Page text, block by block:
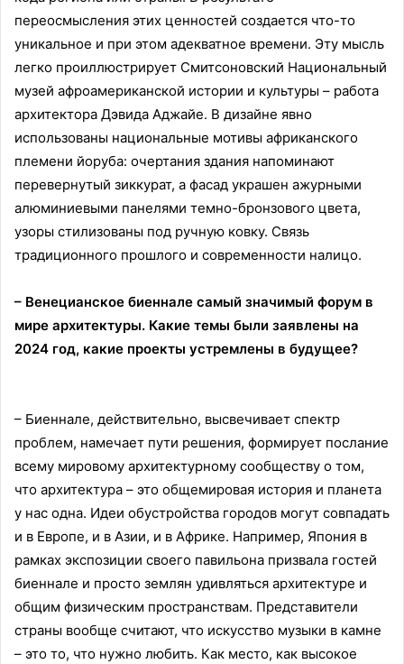
переосмысления этих ценностей создается что-то
уникальное и при этом адекватное времени. Эту мысль
легко проиллюстрирует Смитсоновский Национальный
музей афроамериканской истории и культуры – работа
архитектора Дэвида Аджайе. В дизайне явно
использованы национальные мотивы африканского
племени йоруба: очертания здания напоминают
перевернутый зиккурат, а фасад украшен ажурными
алюминиевыми панелями темно-бронзового цвета,
узоры стилизованы под ручную ковку. Связь
традиционного прошлого и современности налицо.
– Венецианское биеннале самый значимый форум в
мире архитектуры. Какие темы были заявлены на
2024 год, какие проекты устремлены в будущее?
– Биеннале, действительно, высвечивает спектр
проблем, намечает пути решения, формирует послание
всему мировому архитектурному сообществу о том,
что архитектура – это общемировая история и планета
у нас одна. Идеи обустройства городов могут совпадать
и в Европе, и в Азии, и в Африке. Например, Япония в
рамках экспозиции своего павильона призвала гостей
биеннале и просто землян удивляться архитектуре и
общим физическим пространствам. Представители
страны вообще считают, что искусство музыки в камне
– это то, что нужно любить. Как место, как высокое